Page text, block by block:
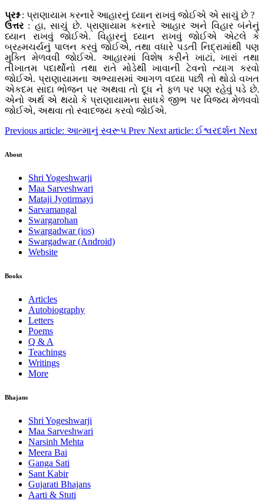
પ્રશ્ન: પ્રાણાયામ કરનારે આહારનું ધ્યાન રાખવું જોઈએ એ સાચું છે ?
ઉત્તર: હા, સાચું છે. પ્રાણાયામ કરનારે આહાર અને વિહાર બંનેનું
ધ્યાન રાખવું જોઈએ. વિહારનું ધ્યાન રાખવું જોઈએ એટલે કે
બ્રહ્મચર્યનું પાલન કરવું જોઈએ, તથા વધારે પડતી નિદ્રામાંથી પણ
મુક્તિ મેળવવી જોઈએ. આહારમાં વિશેષ કરીને ખાટાં, ખારાં તથા
તીખાતમ પદાર્થોનો તથા રાતે મોડેથી ખાવાની ટેવનો ત્યાગ કરવો
જોઈએ. પ્રાણાયામના અભ્યાસમાં આગળ વધ્યા પછી તો થોડો વખત
એકદમ સાદા ભોજન પર અથવા તો દૂધ ને ફળ પર પણ રહેવું પડે છે.
એનો અર્થ એ થયો કે પ્રાણાયામના સાધકે જીભ પર વિજય મેળવવો
જોઈએ, અથવા તો સ્વાદજય કરવો જોઈએ.
Previous article: આત્માનું સ્વરૂપ Prev Next article: ઈશ્વરદર્શન Next
About
Shri Yogeshwarji
Maa Sarveshwari
Mataji Jyotirmayi
Sarvamangal
Swargarohan
Swargadwar (ios)
Swargadwar (Android)
Website
Books
Articles
Autobiography
Letters
Poems
Q & A
Teachings
Writings
More
Bhajans
Shri Yogeshwarji
Maa Sarveshwari
Narsinh Mehta
Meera Bai
Ganga Sati
Sant Kabir
Gujarati Bhajans
Aarti & Stuti